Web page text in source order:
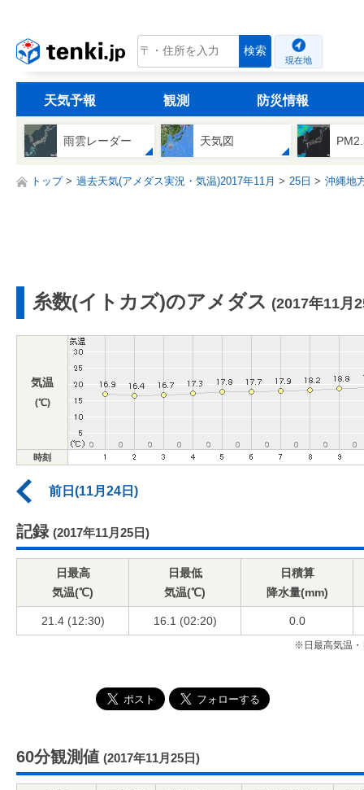
tenki.jp 検索
現在地
天気予報 観測 防災情報
雨雲レーダー 天気図
トップ 過去天気(アメダス実況・気温)2017年11月 25日 沖縄地
糸数(イトカズ)のアメダス (2017年11月
気温
(℃)
時刻
前日(11月24日)
記録 (2017年11月25日)
日最高
気温(℃)
日最低
気温(℃)
日積算
降水量(mm)
21.4 (12:30) 16.1 (02:20) 0.0
※日最高気温・
60分観測値 (2017年11月25日)